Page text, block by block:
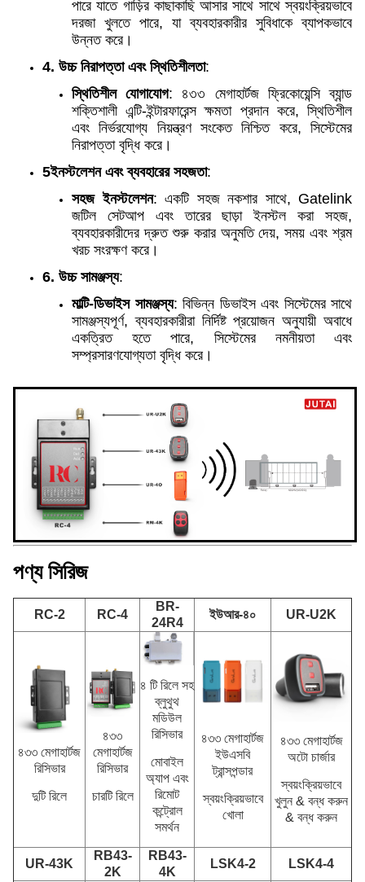
পারে যাতে গাড়ির কাছাকাছি আসার সাথে সাথে স্বয়ংক্রিয়ভাবে
দরজা খুলতে পারে, যা ব্যবহারকারীর সুবিধাকে ব্যাপকভাবে
উন্নত করে।
4. উচ্চ নিরাপত্তা এবং স্থিতিশীলতা:
স্থিতিশীল যোগাযোগ: ৪৩৩ মেগাহার্টজ ফ্রিকোয়েন্সি ব্যান্ড
শক্তিশালী এন্টি-ইন্টারফারেন্স ক্ষমতা প্রদান করে, স্থিতিশীল
এবং নির্ভরযোগ্য নিয়ন্ত্রণ সংকেত নিশ্চিত করে, সিস্টেমের
নিরাপত্তা বৃদ্ধি করে।
5ইনস্টলেশন এবং ব্যবহারের সহজতা:
সহজ ইনস্টলেশন: একটি সহজ নকশার সাথে, Gatelink
জটিল সেটআপ এবং তারের ছাড়া ইনস্টল করা সহজ,
ব্যবহারকারীদের দ্রুত শুরু করার অনুমতি দেয়, সময় এবং শ্রম
খরচ সংরক্ষণ করে।
6. উচ্চ সামঞ্জস্য:
মাল্টি-ডিভাইস সামঞ্জস্য: বিভিন্ন ডিভাইস এবং সিস্টেমের সাথে
সামঞ্জস্যপূর্ণ, ব্যবহারকারীরা নির্দিষ্ট প্রয়োজন অনুযায়ী অবাধে
একত্রিত হতে পারে, সিস্টেমের নমনীয়তা এবং
সম্প্রসারণযোগ্যতা বৃদ্ধি করে।
পণ্য সিরিজ
RC-2 RC-4
BR-
24R4
ইউআর-৪০ UR-U2K
৪৩৩ মেগাহার্টজ
রিসিভার
দুটি রিলে
৪৩৩
মেগাহার্টজ
রিসিভার
চারটি রিলে
৪ টি রিলে সহ
ব্লুথুথ
মডিউল
রিসিভার
মোবাইল
অ্যাপ এবং
রিমোট
কন্ট্রোল
সমর্থন
৪৩৩ মেগাহার্টজ
ইউএসবি
ট্রান্সপন্ডার
স্বয়ংক্রিয়ভাবে
খোলা
৪৩৩ মেগাহার্টজ
অটো চার্জার
স্বয়ংক্রিয়ভাবে
খুলুন & বন্ধ করুন
& বন্ধ করুন
UR-43K
RB43-
2K
RB43-
4K
LSK4-2 LSK4-4